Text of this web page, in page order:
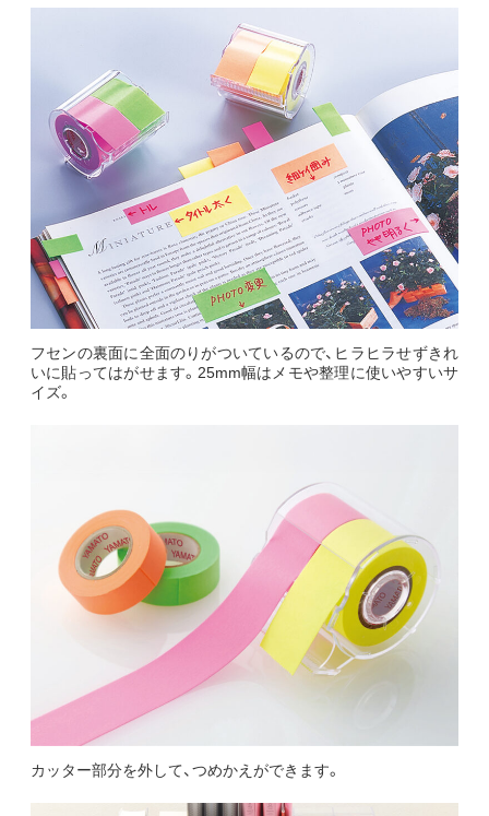
フセンの裏面に全面のりがついているので、ヒラヒラせずきれ
いに貼ってはがせます。25mm幅はメモや整理に使いやすいサ
イズ。
カッター部分を外して、つめかえができます。